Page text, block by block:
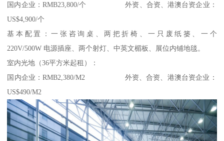
国内企业：RMB23,800/个 外资、合资、港澳台资企业：
US$4,900/个
基本配置：一张咨询桌、两把折椅、一只废纸篓、一个
220V/500W 电源插座、两个射灯、中英文楣板、展位内铺地毯。
室内光地（36平方米起租）：
国内企业：RMB2,380/M2 外资、合资、港澳台资企业：
US$490/M2